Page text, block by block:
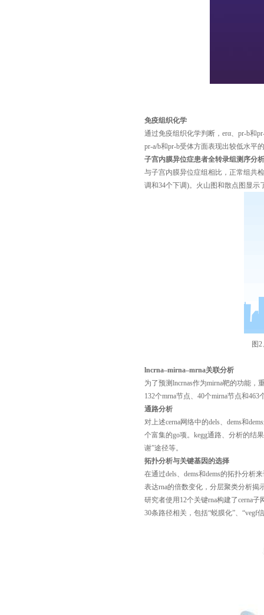
免疫组织化学
通过免疫组织化学判断， erα、pr-b和
pr-a/b和pr-b受体方面表现出较低水平
子宫内膜异位症患者全转录组测序分析
与子宫内膜异位症组相比，正常组共
调和34个下调)。火山图和散点图显示
图2
lncrna–mirna–mrna关联分析
为了预测lncrnas作为mirna靶的功能，
132个mrna节点、40个mirna节点和463
通路分析
对上述cerna网络中的dels、dems和
个富集的go项。kegg通路、分析的结
谢”途径等。
拓扑分析与关键基因的选择
在通过dels、dems和dems的拓扑分析
表达rna的倍数变化，分层聚类分析揭
研究者使用 12个关键rna构建了cerna
30条路径相关，包括“蜕膜化”、“vegf